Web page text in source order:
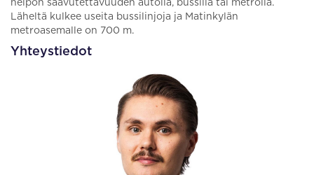
helpon saavutettavuuden autolla, bussilla tai metrolla.
Läheltä kulkee useita bussilinjoja ja Matinkylän
metroasemalle on 700 m.
Yhteystiedot